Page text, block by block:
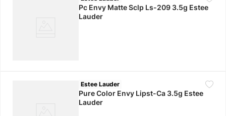
Pc Envy Matte Sclp Ls-209 3.5g Estee
Lauder
Estee Lauder
Pure Color Envy Lipst-Ca 3.5g Estee
Lauder